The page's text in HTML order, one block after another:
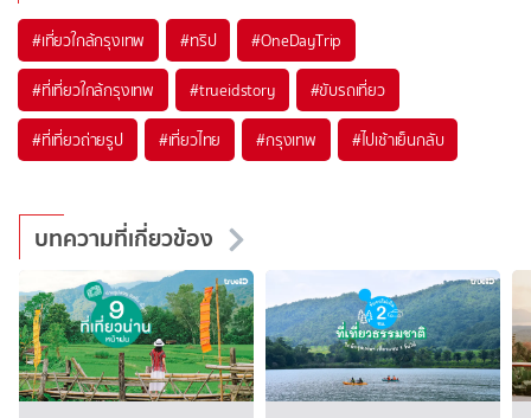
#เที่ยวใกล้กรุงเทพ #ทริป #OneDayTrip
#ที่เที่ยวใกล้กรุงเทพ #trueidstory #ขับรถเที่ยว
#ที่เที่ยวถ่ายรูป #เที่ยวไทย #กรุงเทพ #ไปเช้าเย็นกลับ
บทความที่เกี่ยวข้อง